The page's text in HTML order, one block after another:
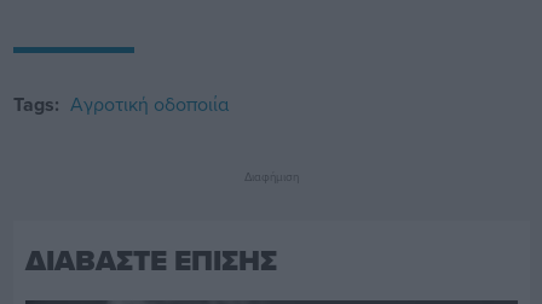
Tags: Αγροτική οδοποιία
Διαφήμιση
ΔΙΑΒΑΣΤΕ ΕΠΙΣΗΣ